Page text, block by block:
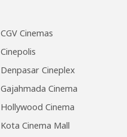
CGV Cinemas
Cinepolis
Denpasar Cineplex
Gajahmada Cinema
Hollywood Cinema
Kota Cinema Mall